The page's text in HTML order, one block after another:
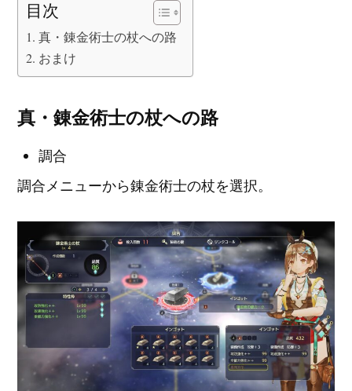
目次
真・錬金術士の杖への路
おまけ
真・錬金術士の杖への路
調合
調合メニューから錬金術士の杖を選択。